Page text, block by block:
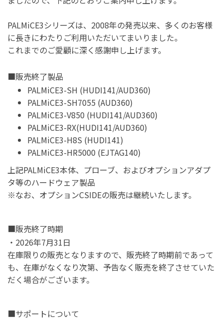
PALMiCE3シリーズは、2008年の発売以来、多くのお客様
に長きにわたりご利用いただいてまいりました。
これまでのご愛顧に深く感謝申し上げます。
■販売終了製品
PALMiCE3-SH (HUDI141/AUD360)
PALMiCE3-SH7055 (AUD360)
PALMiCE3-V850 (HUDI141/AUD360)
PALMiCE3-RX(HUDI141/AUD360)
PALMiCE3-H8S (HUDI141)
PALMiCE3-HR5000 (EJTAG140)
上記PALMiCE3本体、プローブ、およびオプションアダプ
タ等のハードウェア製品
※なお、オプションCSIDEの販売は継続いたします。
■販売終了時期
・2026年7月31日
在庫限りの販売となりますので、販売終了時期前であって
も、在庫がなくなり次第、予告なく販売を終了させていた
だく場合がございます。
■サポートについて